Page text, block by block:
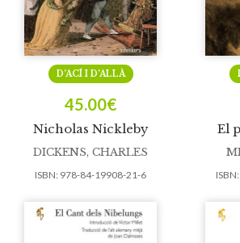
Nicholas Nickleby
D’ACÍ I D’ALLÀ
45.00€
DICKENS, CHARLES
ISBN: 978-84-19908-21-6
El
ISBN: